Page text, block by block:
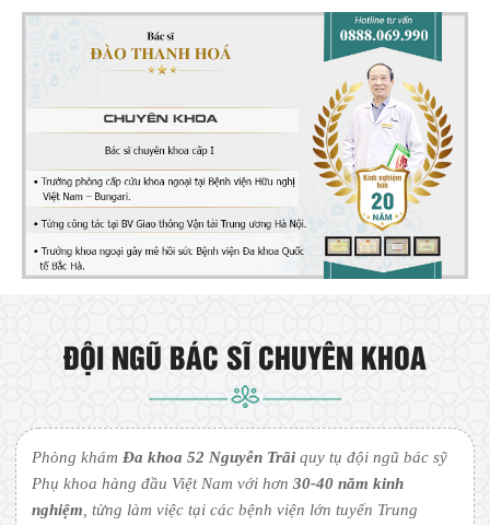
ĐỘI NGŨ BÁC SĨ CHUYÊN KHOA
Phòng khámĐa khoa 52 Nguyễn Trãi quy tụ đội ngũ bác sỹ
Phụ khoa hàng đầu Việt Nam với hơn30-40 năm kinh
nghiệm , từng làm việc tại các bệnh viện lớn tuyến Trung